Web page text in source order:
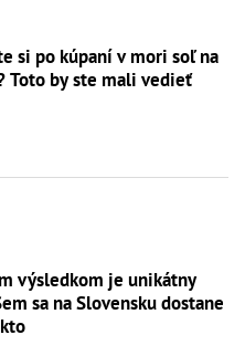
si po kúpaní v mori soľ na
Toto by ste mali vedieť
výsledkom je unikátny
sa na Slovensku dostane